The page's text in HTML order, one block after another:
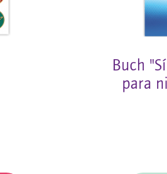
Buch
para